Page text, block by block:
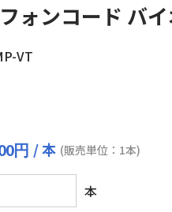
ォンコード バ
VT
円 / 本 (販売単位：1本)
本